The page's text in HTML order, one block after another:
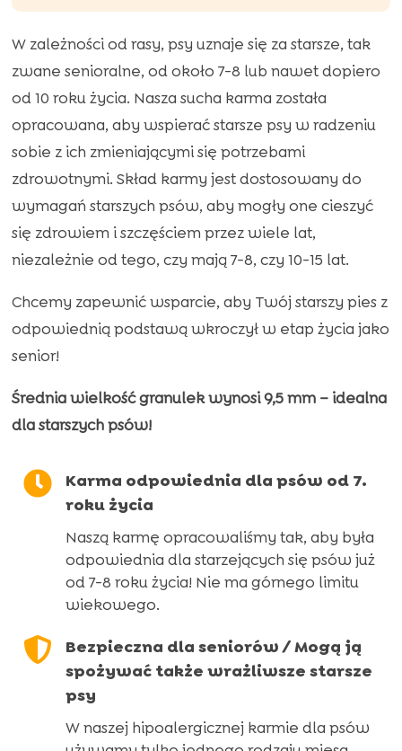
sucha
karma
Oscar
z
wołowiną
dla
psów
seniorów
(formuła
premium
glutenu
pszenicznego
i
mięsa
z
W zależności od rasy, psy uznaje się za starsze, tak
zwane senioralne, od około 7-8 lub nawet dopiero
od 10 roku życia. Nasza sucha karma została
opracowana, aby wspierać starsze psy w radzeniu
sobie z ich zmieniającymi się potrzebami
zdrowotnymi. Skład karmy jest dostosowany do
wymagań starszych psów, aby mogły one cieszyć
się zdrowiem i szczęściem przez wiele lat,
niezależnie od tego, czy mają 7-8, czy 10-15 lat.
Chcemy zapewnić wsparcie, aby Twój starszy pies z
odpowiednią podstawą wkroczył w etap życia jako
senior!
Średnia wielkość granulek wynosi 9,5 mm – idealna
dla starszych psów!

Karma odpowiednia dla psów od 7.
roku życia
Naszą karmę opracowaliśmy tak, aby była
odpowiednia dla starzejących się psów już
od 7-8 roku życia! Nie ma górnego limitu
wiekowego.

Bezpieczna dla seniorów / Mogą ją
spożywać także wrażliwsze starsze
psy
W naszej hipoalergicznej karmie dla psów